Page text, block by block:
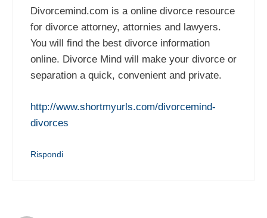
Divorcemind.com is a online divorce resource
for divorce attorney, attornies and lawyers.
You will find the best divorce information
online. Divorce Mind will make your divorce or
separation a quick, convenient and private.
http://www.shortmyurls.com/divorcemind-
divorces
Rispondi